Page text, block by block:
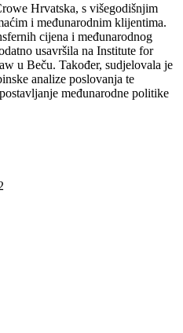
Hrvatska, s višegodišnjim
i međunarodnim klijentima.
cijena i međunarodnog
usavršila na Institute for
u Beču. Također, sudjelovala je
analize poslovanja te
međunarodne politike